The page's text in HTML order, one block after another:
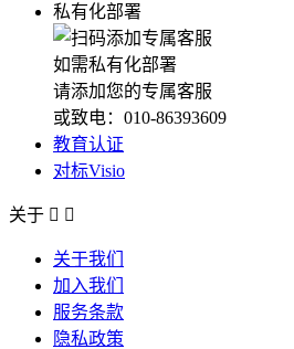
私有化部署
如需私有化部署
请添加您的专属客服
或致电：010-86393609
教育认证
对标Visio
关于  
关于我们
加入我们
服务条款
隐私政策